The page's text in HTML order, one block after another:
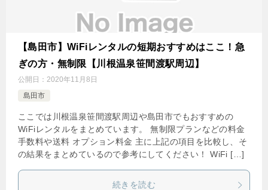
【島田市】WiFiレンタルの短期おすすめはここ！急
ぎの方・無制限【川根温泉笹間渡駅周辺】
公開日： 2020年11月8日
島田市
ここでは川根温泉笹間渡駅周辺や島田市でもおすすめの
WiFiレンタルをまとめています。 無制限プランなどの料金
手数料や送料 オプション料金 主に上記の項目を比較し、そ
の結果をまとめているので参考にしてください！ WiFi […]
続きを読む